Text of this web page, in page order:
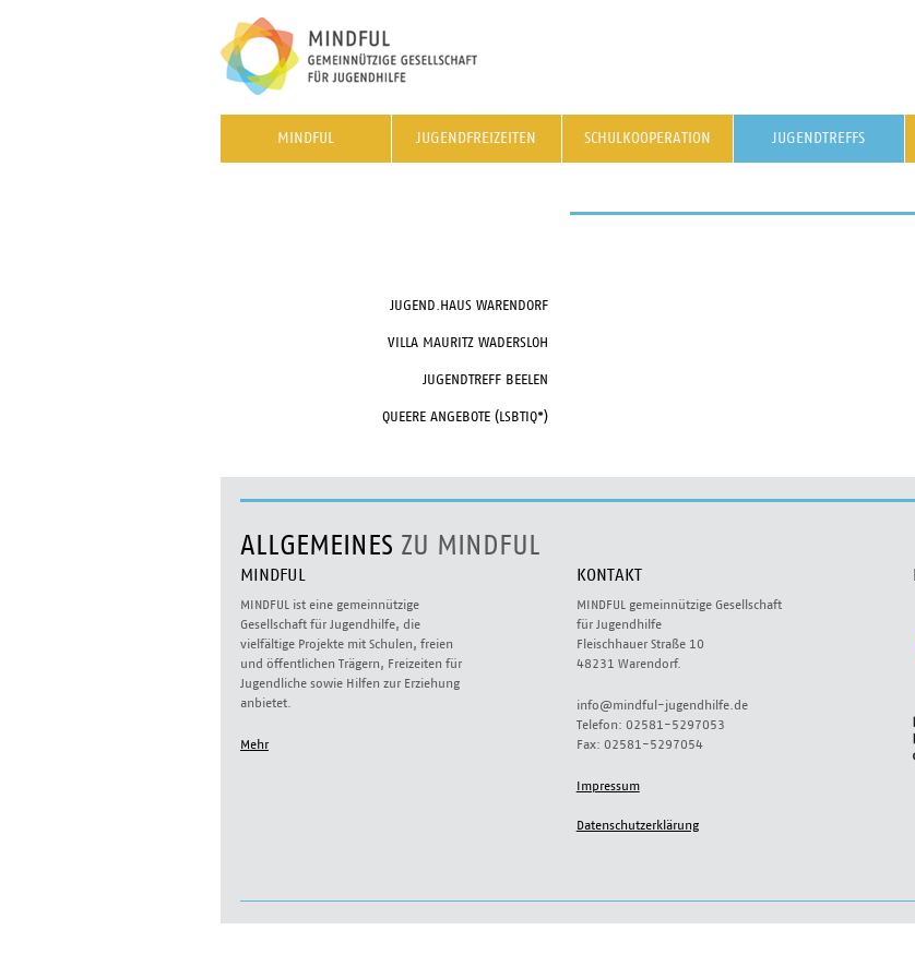
MINDFUL JUGENDFREIZEITEN SCHULKOOPERATION JUGENDTREFFS
JUGEND.HAUS WARENDORF
VILLA MAURITZ WADERSLOH
JUGENDTREFF BEELEN
QUEERE ANGEBOTE (LSBTIQ*)
ALLGEMEINES ZU MINDFUL
MINDFUL
MINDFUL ist eine gemeinnützige
Gesellschaft für Jugendhilfe, die
vielfältige Projekte mit Schulen, freien
und öffentlichen Trägern, Freizeiten für
Jugendliche sowie Hilfen zur Erziehung
anbietet.
Mehr
KONTAKT
MINDFUL gemeinnützige Gesellschaft
für Jugendhilfe
Fleischhauer Straße 10
48231 Warendorf.
info@mindful-jugendhilfe.de
Telefon: 02581-5297053
Fax: 02581-5297054
Impressum
Datenschutzerklärung